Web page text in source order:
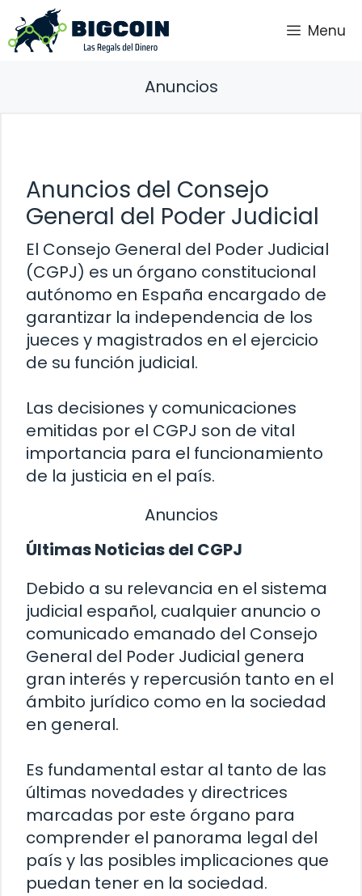
Saltar
al
contenido
Menu
Anuncios
Anuncios del Consejo
General del Poder Judicial
El Consejo General del Poder Judicial
(CGPJ) es un órgano constitucional
autónomo en España encargado de
garantizar la independencia de los
jueces y magistrados en el ejercicio
de su función judicial.
Las decisiones y comunicaciones
emitidas por el CGPJ son de vital
importancia para el funcionamiento
de la justicia en el país.
Anuncios
Últimas Noticias del CGPJ
Debido a su relevancia en el sistema
judicial español, cualquier anuncio o
comunicado emanado del Consejo
General del Poder Judicial genera
gran interés y repercusión tanto en el
ámbito jurídico como en la sociedad
en general.
Es fundamental estar al tanto de las
últimas novedades y directrices
marcadas por este órgano para
comprender el panorama legal del
país y las posibles implicaciones que
puedan tener en la sociedad.